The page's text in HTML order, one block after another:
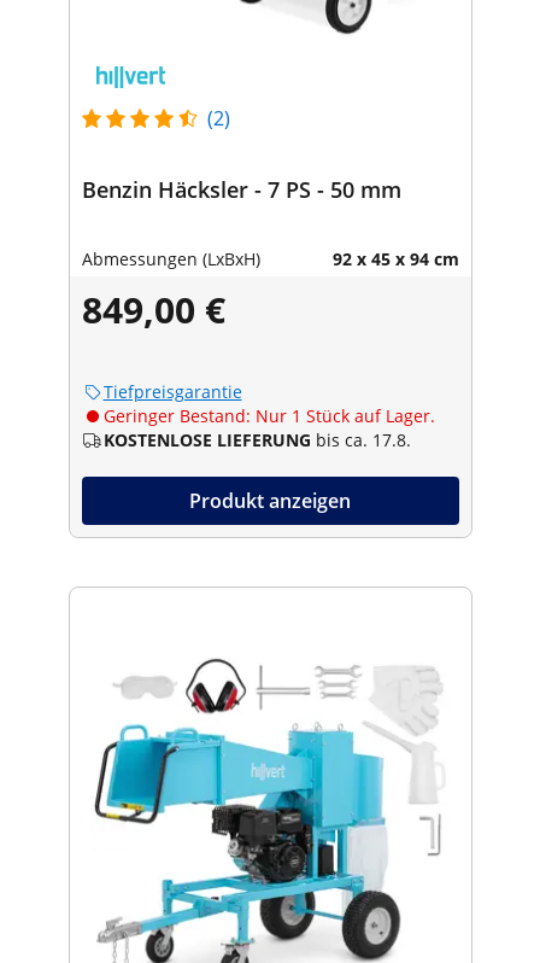
(2)
Benzin Häcksler - 7 PS - 50 mm
Abmessungen (LxBxH) 92 x 45 x 94 cm
849,00 €
Tiefpreisgarantie
Geringer Bestand: Nur 1 Stück auf Lager.
KOSTENLOSE LIEFERUNG bis ca. 17.8.
Produkt anzeigen